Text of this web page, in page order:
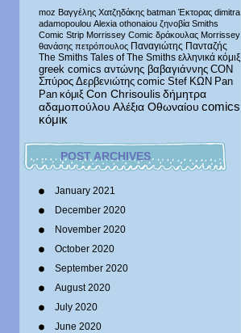
moz Βαγγέλης Χατζηδάκης batman Έκτορας dimitra
adamopoulou Alexia othonaiou ζηνοβία Smiths
Comic Strip Morrissey Comic δράκουλας Morrissey
θανάσης πετρόπουλος Παναγιώτης Πανταζής
The Smiths Tales of The Smiths ελληνικά κόμιξ
greek comics αντώνης βαβαγιάννης CON
Σπύρος Δερβενιώτης comic Stef ΚΩΝ Pan
Pan κόμιξ Con Chrisoulis δήμητρα
αδαμοπούλου Αλέξια Οθωναίου comics
κόμικ
POST ARCHIVES
January 2021
December 2020
November 2020
October 2020
September 2020
August 2020
July 2020
June 2020